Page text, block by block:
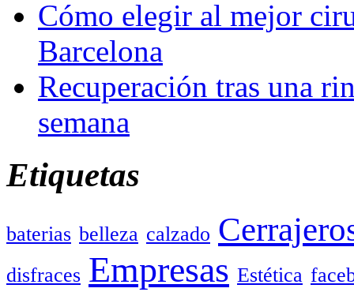
Cómo elegir al mejor
Barcelona
Recuperación tras una
semana
Etiquetas
baterias belleza calzado
disfraces Empresas Estética